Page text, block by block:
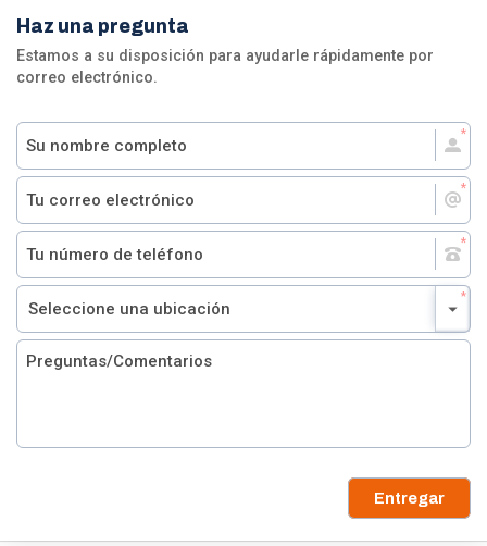
Haz una pregunta
Estamos a su disposición para ayudarle rápidamente por
correo electrónico.
Entregar